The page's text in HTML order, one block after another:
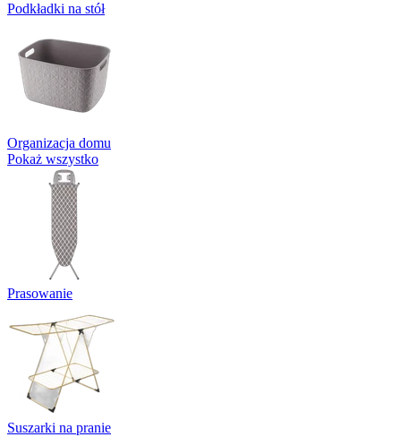
Podkładki na stół
Organizacja domu
Pokaż wszystko
Prasowanie
Suszarki na pranie